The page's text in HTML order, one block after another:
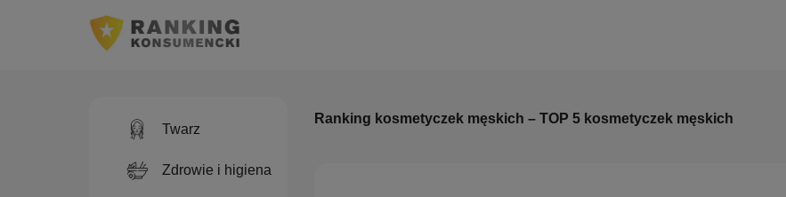
Twarz
Zdrowie i higiena
Ranking kosmetyczek męskich – TOP 5 kosmetyczek męskich